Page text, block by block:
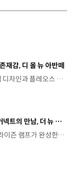
재감, 디 올 뉴 아반떼
시선을 사로잡는 미래지향적 디자인과 플레오스 커넥트로 완성한 디지털 경험까지.세단의 새로운 기준을 제시하는 디 올 뉴 아반떼를 만나보세요. *본 영상은 AI를 활용해 제작했습니다. #현대자동차 #디올뉴아반떼 #아반떼 #플레오스커넥트 #글레오AI 유튜브 쇼츠 보기
플래그십 세단과 플레오스 커넥트의 만남, 더 뉴 그랜저
샤크 노즈 형상과 심리스 호라이즌 램프가 완성한 세련된 외관플레오스 커넥트와 Gleo AI가 만드는 스마트한 운전 경험까지. 새롭게 진화한 더 뉴 그랜저를 영상으로 만나보세요. #현대자동차 #더뉴그랜저 #플레오스커넥트 #그랜저 #플래그십세단 #TheNewGrandeur #PleosConnect